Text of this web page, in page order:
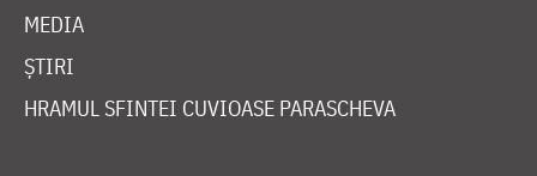
MEDIA
ȘTIRI
HRAMUL SFINTEI CUVIOASE PARASCHEVA